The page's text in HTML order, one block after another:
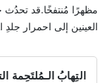
مظهرًا مُنتفخًا.قد
العينين إلى احمرار
التِهابُ الـمُلتَحِمة